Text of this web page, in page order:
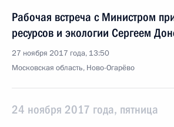
Рабочая встреча с Министром
ресурсов и экологии Сергеем
27 ноября 2017 года, 13:50
Московская область, Ново-Огарёво
24 ноября 2017 года, пятница